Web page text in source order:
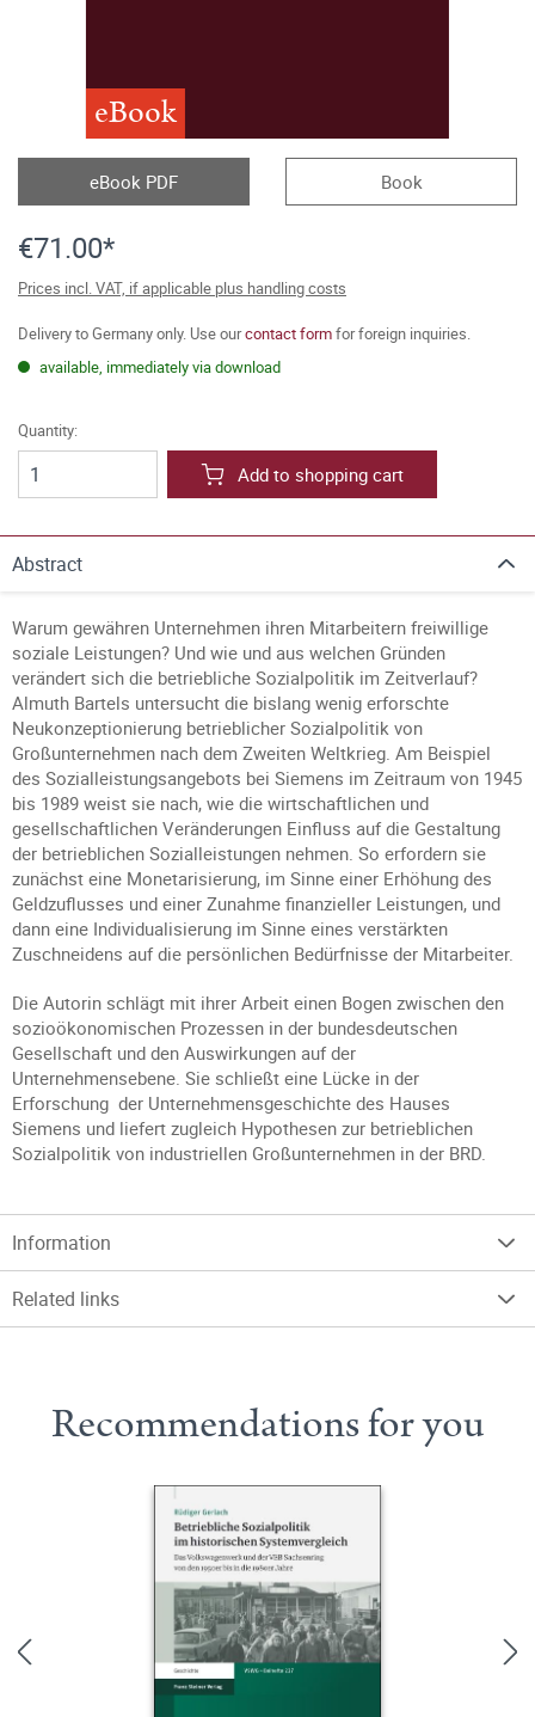
eBook
eBook PDF Book
€71.00*
Prices incl. VAT, if applicable plus handling costs
Delivery to Germany only. Use ourcontact formfor foreign inquiries.
available, immediately via download
Quantity:
Add to shopping cart
Abstract
Warum gewähren Unternehmen ihren Mitarbeitern freiwillige
soziale Leistungen? Und wie und aus welchen Gründen
verändert sich die betriebliche Sozialpolitik im Zeitverlauf?
Almuth Bartels untersucht die bislang wenig erforschte
Neukonzeptionierung betrieblicher Sozialpolitik von
Großunternehmen nach dem Zweiten Weltkrieg. Am Beispiel
des Sozialleistungsangebots bei Siemens im Zeitraum von 1945
bis 1989 weist sie nach, wie die wirtschaftlichen und
gesellschaftlichen Veränderungen Einfluss auf die Gestaltung
der betrieblichen Sozialleistungen nehmen. So erfordern sie
zunächst eine Monetarisierung, im Sinne einer Erhöhung des
Geldzuflusses und einer Zunahme finanzieller Leistungen, und
dann eine Individualisierung im Sinne eines verstärkten
Zuschneidens auf die persönlichen Bedürfnisse der Mitarbeiter.
Die Autorin schlägt mit ihrer Arbeit einen Bogen zwischen den
sozioökonomischen Prozessen in der bundesdeutschen
Gesellschaft und den Auswirkungen auf der
Unternehmensebene. Sie schließt eine Lücke in der
Erforschung der Unternehmensgeschichte des Hauses
Siemens und liefert zugleich Hypothesen zur betrieblichen
Sozialpolitik von industriellen Großunternehmen in der BRD.
Information
Related links
Recommendations for you